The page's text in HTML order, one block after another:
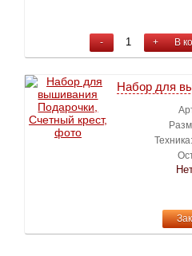
- + В
Набор для
Техника: